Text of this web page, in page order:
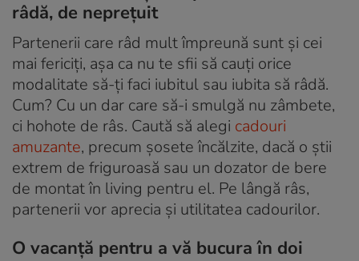
râdă, de neprețuit
Partenerii care râd mult împreună sunt și cei
mai fericiți, așa ca nu te sfii să cauți orice
modalitate să-ți faci iubitul sau iubita să râdă.
Cum? Cu un dar care să-i smulgă nu zâmbete,
ci hohote de râs. Caută să alegi cadouri
amuzante, precum șosete încălzite, dacă o știi
extrem de friguroasă sau un dozator de bere
de montat în living pentru el. Pe lângă râs,
partenerii vor aprecia și utilitatea cadourilor.
O vacanță pentru a vă bucura în doi